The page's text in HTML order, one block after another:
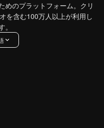
めのプラットフォーム。クリ
を含む100万人以上が利用し
。